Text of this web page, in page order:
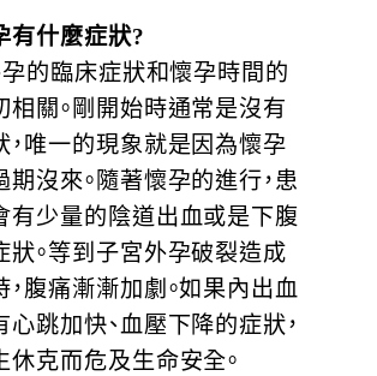
有什麼症狀?
的臨床症狀和懷孕時間的
相關。剛開始時通常是沒有
，唯一的現象就是因為懷孕
期沒來。隨著懷孕的進行，患
有少量的陰道出血或是下腹
狀。等到子宮外孕破裂造成
，腹痛漸漸加劇。如果內出血
跳加快、血壓下降的症狀，
休克而危及生命安全。